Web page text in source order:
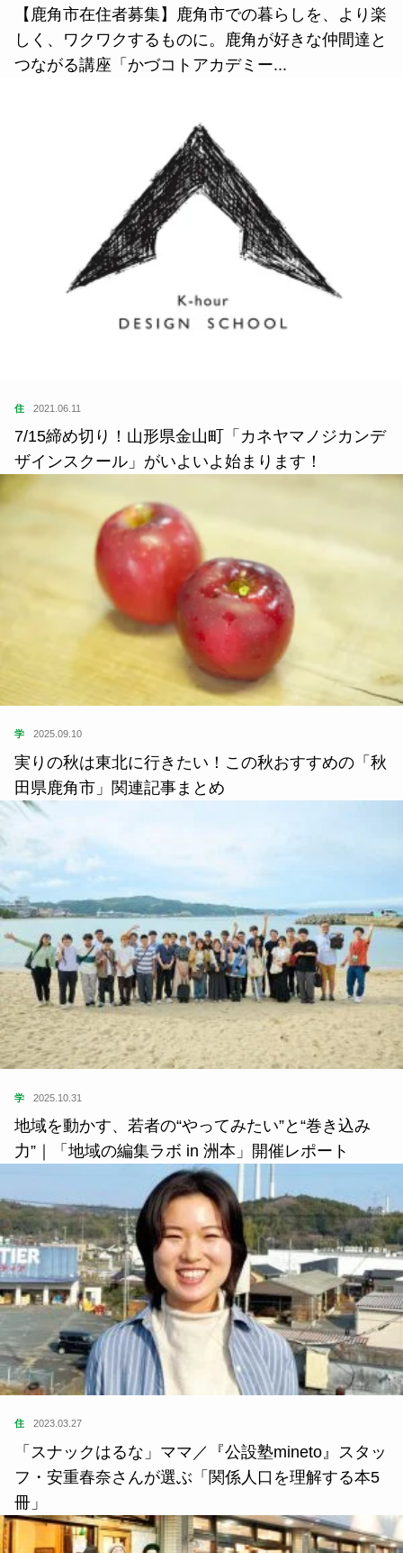
【鹿角市在住者募集】鹿角市での暮らしを、より楽
しく、ワクワクするものに。鹿角が好きな仲間達と
つながる講座「かづコトアカデミー...
住 2021.06.11
7/15締め切り！山形県金山町「カネヤマノジカンデ
ザインスクール」がいよいよ始まります！
学 2025.09.10
実りの秋は東北に行きたい！この秋おすすめの「秋
田県鹿角市」関連記事まとめ
学 2025.10.31
地域を動かす、若者の“やってみたい”と“巻き込み
力”｜「地域の編集ラボ in 洲本」開催レポート
住 2023.03.27
「スナックはるな」ママ／『公設塾mineto』スタッ
フ・安重春奈さんが選ぶ「関係人口を理解する本5
冊」